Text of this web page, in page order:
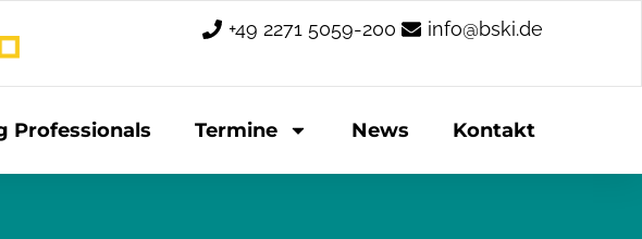
+49 2271 5059-200 info@bski.de
Professionals Termine News Kontakt